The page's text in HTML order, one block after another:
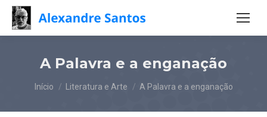
A Palavra e a enganação
Você está aqui:
Início Literatura e Arte A Palavra e a enganação